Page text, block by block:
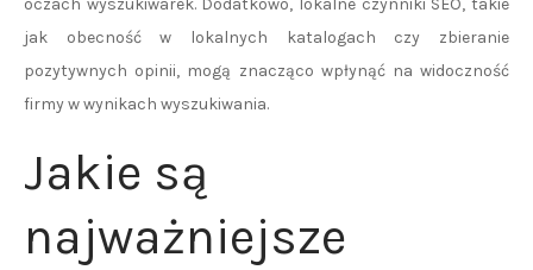
oczach wyszukiwarek. Dodatkowo, lokalne czynniki SEO, takie
jak obecność w lokalnych katalogach czy zbieranie
pozytywnych opinii, mogą znacząco wpłynąć na widoczność
firmy w wynikach wyszukiwania.
Jakie są
najważniejsze